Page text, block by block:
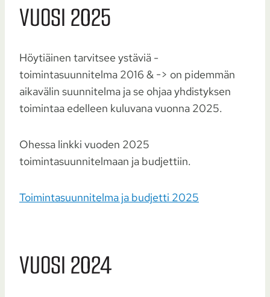
VUOSI 2025
Höytiäinen tarvitsee ystäviä -
toimintasuunnitelma 2016 & -> on pidemmän
aikavälin suunnitelma ja se ohjaa yhdistyksen
toimintaa edelleen kuluvana vuonna 2025.
Ohessa linkki vuoden 2025
toimintasuunnitelmaan ja budjettiin.
Toimintasuunnitelma ja budjetti 2025
VUOSI 2024